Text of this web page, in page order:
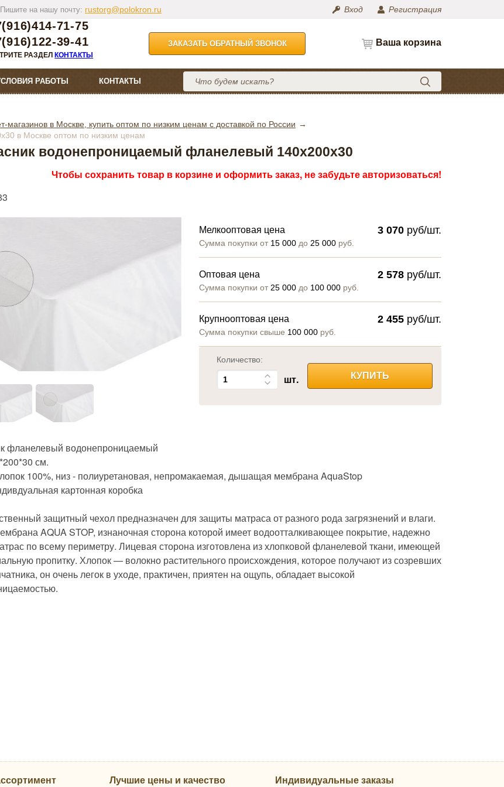
Пишите на нашу почту: rustorg@polokron.ru Вход Регистрация
71-75
39-41
РАЗДЕЛКОНТАКТЫ
ЗАКАЗАТЬ ОБРАТНЫЙ ЗВОНОК Ваша корзина
РАБОТЫ КОНТАКТЫ
магазинов в Москве, купить оптом по низким ценам с доставкой по России
в Москве оптом по низким ценам
водонепроницаемый фланелевый 140х200х30
Чтобы сохранить товар в корзине и оформить заказ, не забудьте авторизоваться!
Мелкооптовая цена
Сумма покупки от 15 000до 25 000руб.
3 070 руб/шт.
Оптовая цена
Сумма покупки от 25 000до 100 000руб.
2 578 руб/шт.
Крупнооптовая цена
Сумма покупки свыше 100 000руб.
2 455 руб/шт.
Количество:
шт. КУПИТЬ
фланелевый водонепроницаемый
см.
100%, низ - полиуретановая, непромакаемая, дышащая мембрана AquaStop
картонная коробка
защитный чехол предназначен для защиты матраса от разного рода загрязнений и влаги.
AQUA STOP, изнаночная сторона которой имеет водоотталкивающее покрытие, надежно
по всему периметру. Лицевая сторона изготовлена из хлопковой фланелевой ткани, имеющей
пропитку. Хлопок — волокно растительного происхождения, которое получают из созревших
он очень легок в уходе, практичен, приятен на ощупь, обладает высокой
Лучшие цены и качество Индивидуальные заказы